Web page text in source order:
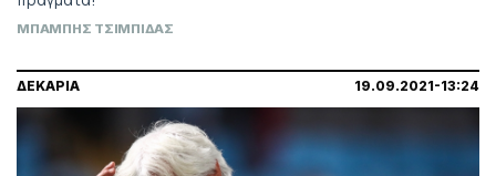
ΜΠΑΜΠΗΣ ΤΣΙΜΠΙΔΑΣ
ΔΕΚΑΡΙΑ 19.09.2021-13:24